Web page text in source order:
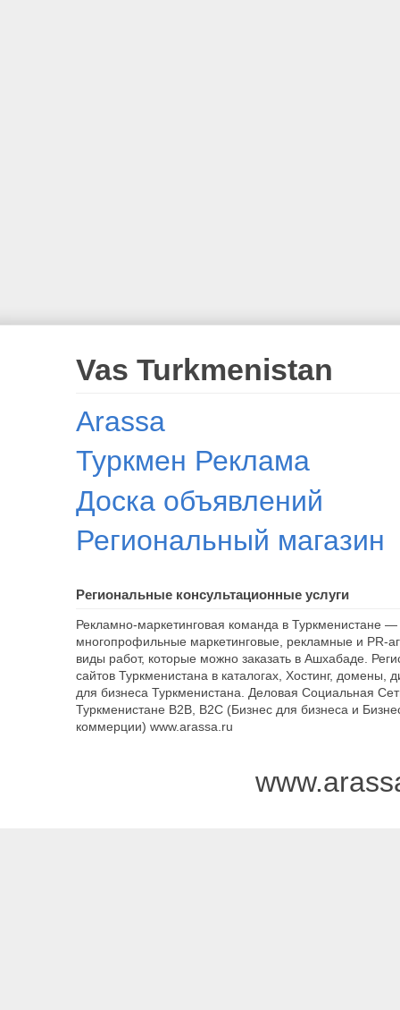
Vas Turkmenistan
Arassa
Туркмен Реклама
Доска объявлений
Региональный магазин
Региональные консультационные услуги
Рекламно-маркетинговая команда в Туркменистане —
многопрофильные маркетинговые, рекламные и PR-
виды работ, которые можно заказать в Ашхабаде.
сайтов Туркменистана в каталогах, Хостинг, домены,
для бизнеса Туркменистана. Деловая Социальная
Туркменистане B2B, B2C (Бизнес для бизнеса и
коммерции) www.arassa.ru